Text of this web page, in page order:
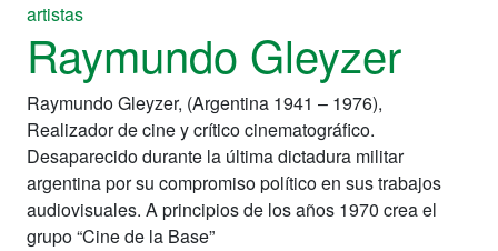
artistas
Raymundo Gleyzer
Raymundo Gleyzer, (Argentina 1941 – 1976),
Realizador de cine y crítico cinematográfico.
Desaparecido durante la última dictadura militar
argentina por su compromiso político en sus trabajos
audiovisuales. A principios de los años 1970 crea el
grupo “Cine de la Base”